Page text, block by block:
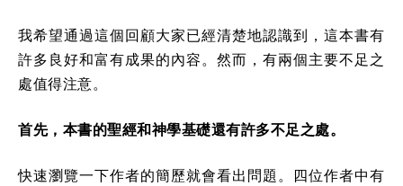
我希望通過這個回顧大家已經清楚地認識到，這本書有
許多良好和富有成果的內容。然而，有兩個主要不足之
處值得注意。
首先，本書的聖經和神學基礎還有許多不足之處。
快速瀏覽一下作者的簡歷就會看出問題。四位作者中有